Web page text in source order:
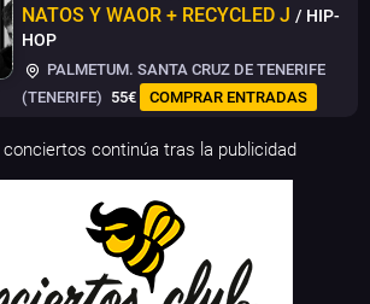
NATOS Y WAOR + RECYCLED J / HIP-
HOP
PALMETUM. SANTA CRUZ DE TENERIFE
(TENERIFE) 55€ COMPRAR ENTRADAS
conciertos continúa tras la publicidad